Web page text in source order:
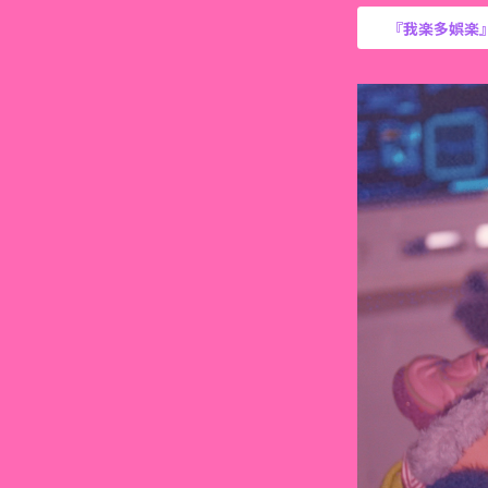
『我楽多娯楽